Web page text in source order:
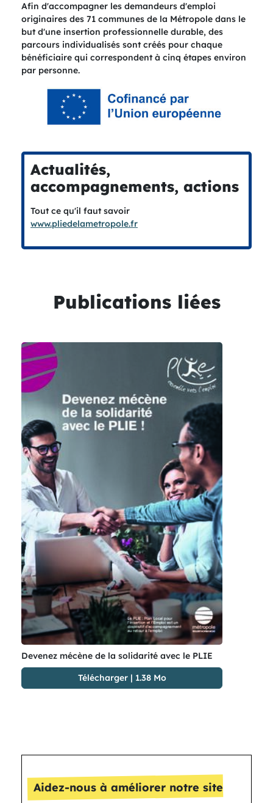
Afin d'accompagner les demandeurs d'emploi
originaires des 71 communes de la Métropole dans le
but d'une insertion professionnelle durable, des
parcours individualisés sont créés pour chaque
bénéficiaire qui correspondent à cinq étapes environ
par personne.
Actualités,
accompagnements, actions
Tout ce qu'il faut savoir
www.pliedelametropole.fr
Publications liées
Devenez mécène de la solidarité avec le PLIE
Télécharger| 1.38 Mo
Aidez-nous à améliorer notre site